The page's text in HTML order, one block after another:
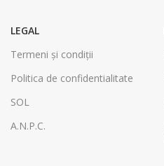
LEGAL
Termeni și condiții
Politica de confidentialitate
SOL
A.N.P.C.